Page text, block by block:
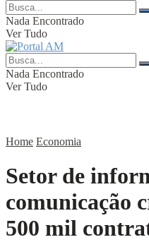
Nada Encontrado
Ver Tudo
Nada Encontrado
Ver Tudo
Home Economia
Setor de
comunicação
500 mil